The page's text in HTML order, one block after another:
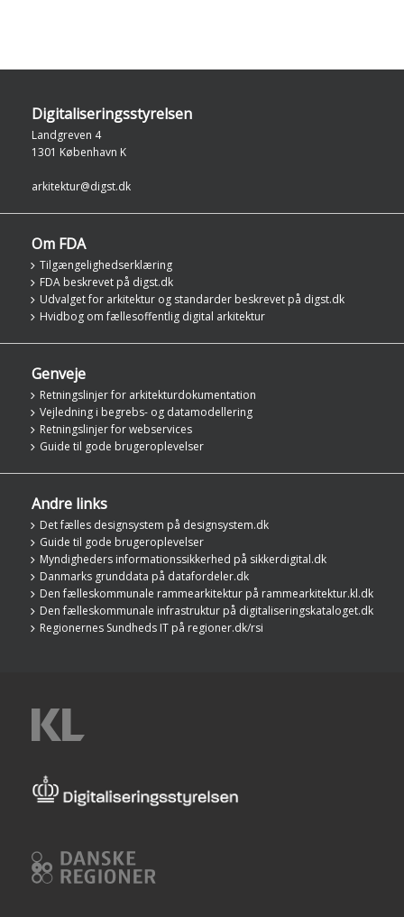
Digitaliseringsstyrelsen
Landgreven 4
1301 København K
arkitektur@digst.dk
Om FDA
Tilgængelighedserklæring
FDA beskrevet på digst.dk
Udvalget for arkitektur og standarder beskrevet på digst.dk
Hvidbog om fællesoffentlig digital arkitektur
Genveje
Retningslinjer for arkitekturdokumentation
Vejledning i begrebs- og datamodellering
Retningslinjer for webservices
Guide til gode brugeroplevelser
Andre links
Det fælles designsystem på designsystem.dk
Guide til gode brugeroplevelser
Myndigheders informationssikkerhed på sikkerdigital.dk
Danmarks grunddata på datafordeler.dk
Den fælleskommunale rammearkitektur på rammearkitektur.kl.dk
Den fælleskommunale infrastruktur på digitaliseringskataloget.dk
Regionernes Sundheds IT på regioner.dk/rsi